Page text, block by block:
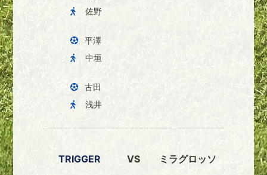
佐野
平澤
中垣
古田
浅井
TRIGGER VS ミラグロッソ